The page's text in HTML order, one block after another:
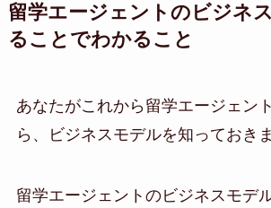
留学エージェントのビジネ
ることでわかること
あなたがこれから留学エージェン
ら、ビジネスモデルを知っておき
留学エージェントのビジネスモデ